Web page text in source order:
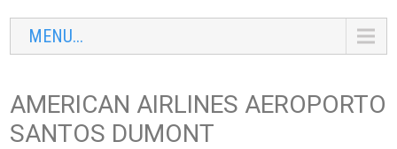
MENU...
AMERICAN AIRLINES AEROPORTO
SANTOS DUMONT